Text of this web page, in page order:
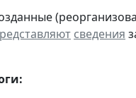
сведения